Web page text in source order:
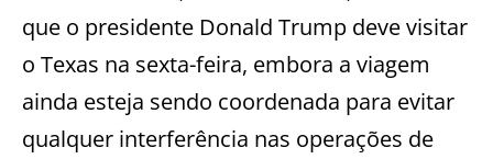
que o presidente Donald Trump deve visitar
o Texas na sexta-feira, embora a viagem
ainda esteja sendo coordenada para evitar
qualquer interferência nas operações de